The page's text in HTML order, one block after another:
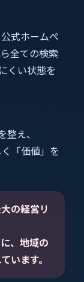
式ホームペ
全ての検索
くい状態を
え、
「価値」を
の経営リ
、地域の
います。